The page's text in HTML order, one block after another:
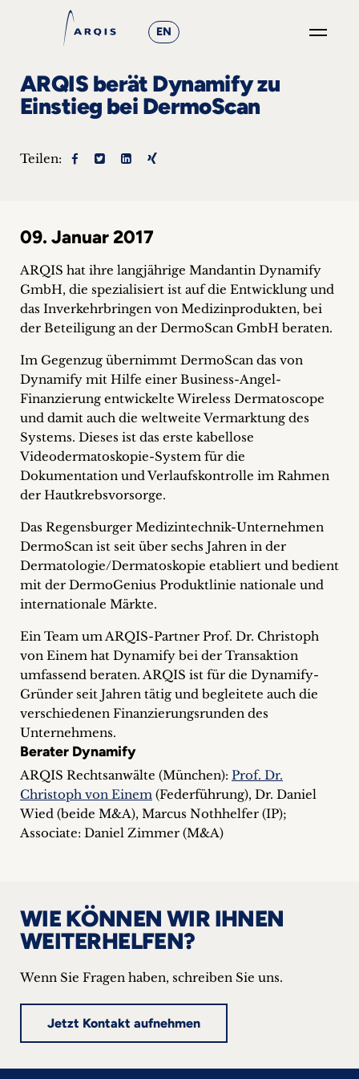
EN
+
&
Events
+
+
Blog
&
Podcasts
Team
Philosophie
Presseanfragen
Kontakt
ARQIS berät Dynamify zu
Einstieg bei DermoScan
Teilen:
09. Januar 2017
ARQIS hat ihre langjährige Mandantin Dynamify
GmbH, die spezialisiert ist auf die Entwicklung und
das Inverkehrbringen von Medizinprodukten, bei
der Beteiligung an der DermoScan GmbH beraten.
Im Gegenzug übernimmt DermoScan das von
Dynamify mit Hilfe einer Business-Angel-
Finanzierung entwickelte Wireless Dermatoscope
und damit auch die weltweite Vermarktung des
Systems. Dieses ist das erste kabellose
Videodermatoskopie-System für die
Dokumentation und Verlaufskontrolle im Rahmen
der Hautkrebsvorsorge.
Das Regensburger Medizintechnik-Unternehmen
DermoScan ist seit über sechs Jahren in der
Dermatologie/Dermatoskopie etabliert und bedient
mit der DermoGenius Produktlinie nationale und
internationale Märkte.
Ein Team um ARQIS-Partner Prof. Dr. Christoph
von Einem hat Dynamify bei der Transaktion
umfassend beraten. ARQIS ist für die Dynamify-
Gründer seit Jahren tätig und begleitete auch die
verschiedenen Finanzierungsrunden des
Unternehmens.
Berater Dynamify
ARQIS Rechtsanwälte (München): Prof. Dr.
Christoph von Einem (Federführung), Dr. Daniel
Wied (beide M&A), Marcus Nothhelfer (IP);
Associate: Daniel Zimmer (M&A)
WIE KÖNNEN WIR IHNEN
WEITERHELFEN?
Wenn Sie Fragen haben, schreiben Sie uns.
Jetzt Kontakt aufnehmen